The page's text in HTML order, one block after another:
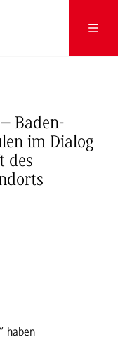
Baden-
im Dialog
des
haben